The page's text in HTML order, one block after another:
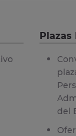
Plazas
del